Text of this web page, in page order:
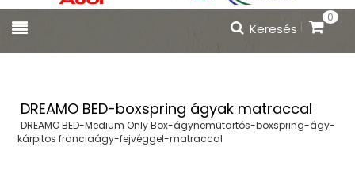
0
Keresés
DREAMO BED-boxspring ágyak matraccal
DREAMO BED-Medium Only Box-ágyneműtartós-boxspring-ágy-
kárpitos franciaágy-fejvéggel-matraccal